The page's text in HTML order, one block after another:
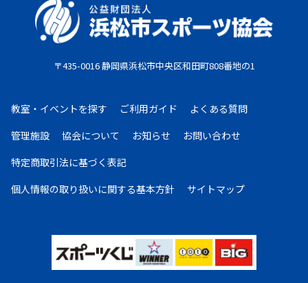
としていたしません。教室期間中にケガ・病気等によ
り、医師から運動制限が出された場合は、担当者まで
ご相談ください。
・コンビニ払い：お申し込み後、7日以内にお申し込
み時に選択したコンビニエンスストア店頭にてお支払
いください。
金となります。
・現金払い：教室指定の場所(施設窓口、教室受付等)
お申し込みについて
複数の教室・イベントを購入希望の場合は、大変お手
〒435-0016 静岡県浜松市中央区和田町808番地の1
教室・イベントを探す ご利用ガイド
よくある質問
管理施設
協会について お知らせ
お問い合わせ
特定商取引法に基づく表記
個人情報の取り扱いに関する基本方針 サイトマップ